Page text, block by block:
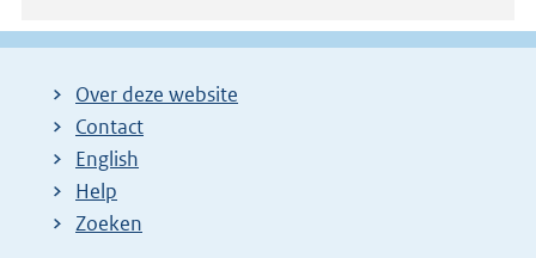
Over deze website
Contact
English
Help
Zoeken